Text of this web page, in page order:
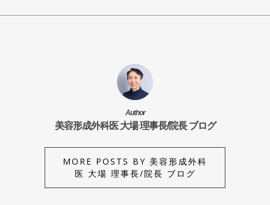
Author
美容形成外科医 大場 理事長/院長 ブログ
MORE POSTS BY 美容形成外科
医 大場 理事長/院長 ブログ